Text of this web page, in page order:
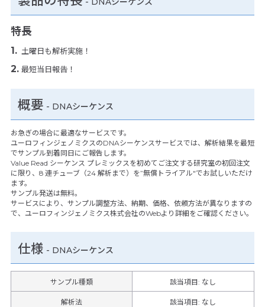
特長
土曜日も解析実施！
最短当日報告！
概要 - DNAシーケンス
お急ぎの場合に最適なサービスです。
ユーロフィンジェノミクスのDNAシーケンスサービスでは、解析結果を最短
でサンプル到着同日にご報告します。
Value Read シーケンス プレミックスを初めてご注文する研究室の初回注文
に限り、8 連チューブ（24 解析まで）を”無償トライアル″でお試しいただけ
ます。
サンプル発送は無料。
サービスにより、サンプル調整方法、納期、価格、依頼方法が異なりますの
で、ユーロフィンジェノミクス株式会社のWebより詳細をご確認ください。
仕様 - DNAシーケンス
サンプル種類 該当項目: なし
解析法 該当項目: なし